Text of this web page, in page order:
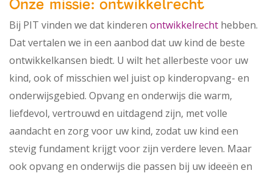
Bij PIT vinden we dat kinderen ontwikkelrecht hebben.
Dat vertalen we in een aanbod dat uw kind de beste
ontwikkelkansen biedt. U wilt het allerbeste voor uw
kind, ook of misschien wel juist op kinderopvang- en
onderwijsgebied. Opvang en onderwijs die warm,
liefdevol, vertrouwd en uitdagend zijn, met volle
aandacht en zorg voor uw kind, zodat uw kind een
stevig fundament krijgt voor zijn verdere leven. Maar
ook opvang en onderwijs die passen bij uw ideeën en